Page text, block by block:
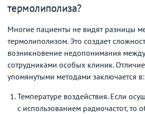
термолиполиза?
Многие пациенты не видят разницы
термолиполизом. Это создает
возникновение недопонимания
сотрудниками особых клиник.
упомянутыми методами заключается в:
Температуре воздействия. Если
с использованием радиочастот, то